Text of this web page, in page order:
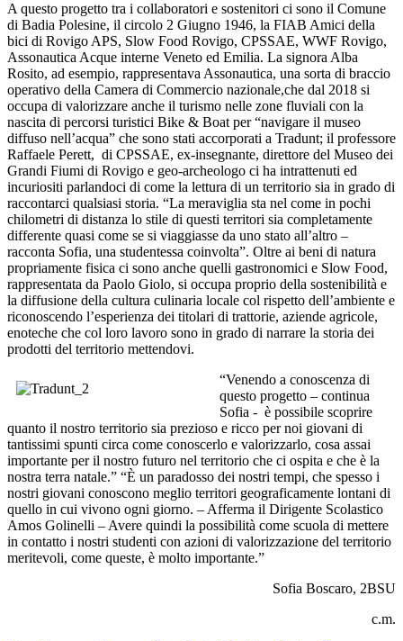
A questo progetto tra i collaboratori e sostenitori ci sono il Comune
di Badia Polesine, il circolo 2 Giugno 1946, la FIAB Amici della
bici di Rovigo APS, Slow Food Rovigo, CPSSAE, WWF Rovigo,
Assonautica Acque interne Veneto ed Emilia. La signora Alba
Rosito, ad esempio, rappresentava Assonautica, una sorta di braccio
operativo della Camera di Commercio nazionale,che dal 2018 si
occupa di valorizzare anche il turismo nelle zone fluviali con la
nascita di percorsi turistici Bike & Boat per “navigare il museo
diffuso nell’acqua” che sono stati accorporati a Tradunt; il professore
Raffaele Perett, di CPSSAE, ex-insegnante, direttore del Museo dei
Grandi Fiumi di Rovigo e geo-archeologo ci ha intrattenuti ed
incuriositi parlandoci di come la lettura di un territorio sia in grado di
raccontarci qualsiasi storia. “La meraviglia sta nel come in pochi
chilometri di distanza lo stile di questi territori sia completamente
differente quasi come se si viaggiasse da uno stato all’altro –
racconta Sofia, una studentessa coinvolta”. Oltre ai beni di natura
propriamente fisica ci sono anche quelli gastronomici e Slow Food,
rappresentata da Paolo Giolo, si occupa proprio della sostenibilità e
la diffusione della cultura culinaria locale col rispetto dell’ambiente e
riconoscendo l’esperienza dei titolari di trattorie, aziende agricole,
enoteche che col loro lavoro sono in grado di narrare la storia dei
prodotti del territorio mettendovi.
“Venendo a conoscenza di
questo progetto – continua
Sofia - è possibile scoprire
quanto il nostro territorio sia prezioso e ricco per noi giovani di
tantissimi spunti circa come conoscerlo e valorizzarlo, cosa assai
importante per il nostro futuro nel territorio che ci ospita e che è la
nostra terra natale.” “È un paradosso dei nostri tempi, che spesso i
nostri giovani conoscono meglio territori geograficamente lontani di
quello in cui vivono ogni giorno. – Afferma il Dirigente Scolastico
Amos Golinelli – Avere quindi la possibilità come scuola di mettere
in contatto i nostri studenti con azioni di valorizzazione del territorio
meritevoli, come queste, è molto importante.”
Sofia Boscaro, 2BSU
c.m.